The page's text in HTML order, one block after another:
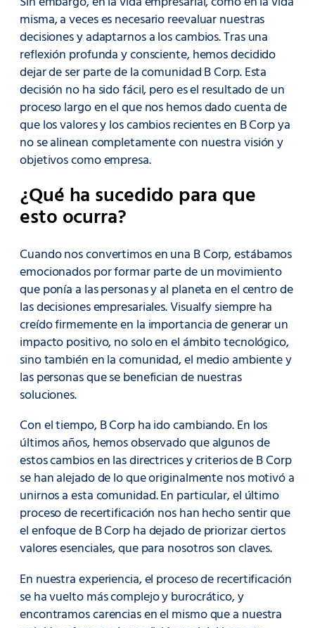
misma, a veces es necesario reevaluar nuestras
decisiones y adaptarnos a los cambios. Tras una
reflexión profunda y consciente, hemos decidido
dejar de ser parte de la comunidad B Corp. Esta
decisión no ha sido fácil, pero es el resultado de un
proceso largo en el que nos hemos dado cuenta de
que los valores y los cambios recientes en B Corp ya
no se alinean completamente con nuestra visión y
objetivos como empresa.
¿Qué ha sucedido para que
esto ocurra?
Cuando nos convertimos en una B Corp, estábamos
emocionados por formar parte de un movimiento
que ponía a las personas y al planeta en el centro de
las decisiones empresariales. Visualfy siempre ha
creído firmemente en la importancia de generar un
impacto positivo, no solo en el ámbito tecnológico,
sino también en la comunidad, el medio ambiente y
las personas que se benefician de nuestras
soluciones.
Con el tiempo, B Corp ha ido cambiando. En los
últimos años, hemos observado que algunos de
estos cambios en las directrices y criterios de B Corp
se han alejado de lo que originalmente nos motivó a
unirnos a esta comunidad. En particular, el último
proceso de recertificación nos han hecho sentir que
el enfoque de B Corp ha dejado de priorizar ciertos
valores esenciales, que para nosotros son claves.
En nuestra experiencia, el proceso de recertificación
se ha vuelto más complejo y burocrático, y
encontramos carencias en el mismo que a nuestra